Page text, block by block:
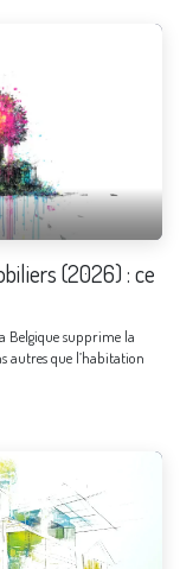
(2026) : ce
Belgique supprime la
autres que l’habitation